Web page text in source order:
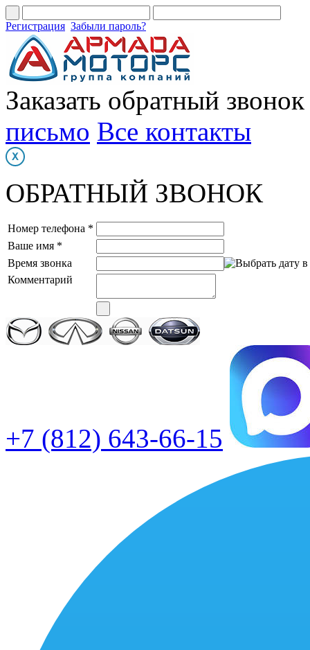
Регистрация Забыли пароль?
Заказать обратный звонок
письмо Все контакты
ОБРАТНЫЙ ЗВОНОК
Номер телефона *
Ваше имя *
Время звонка
Комментарий
+7 (812) 643-66-15